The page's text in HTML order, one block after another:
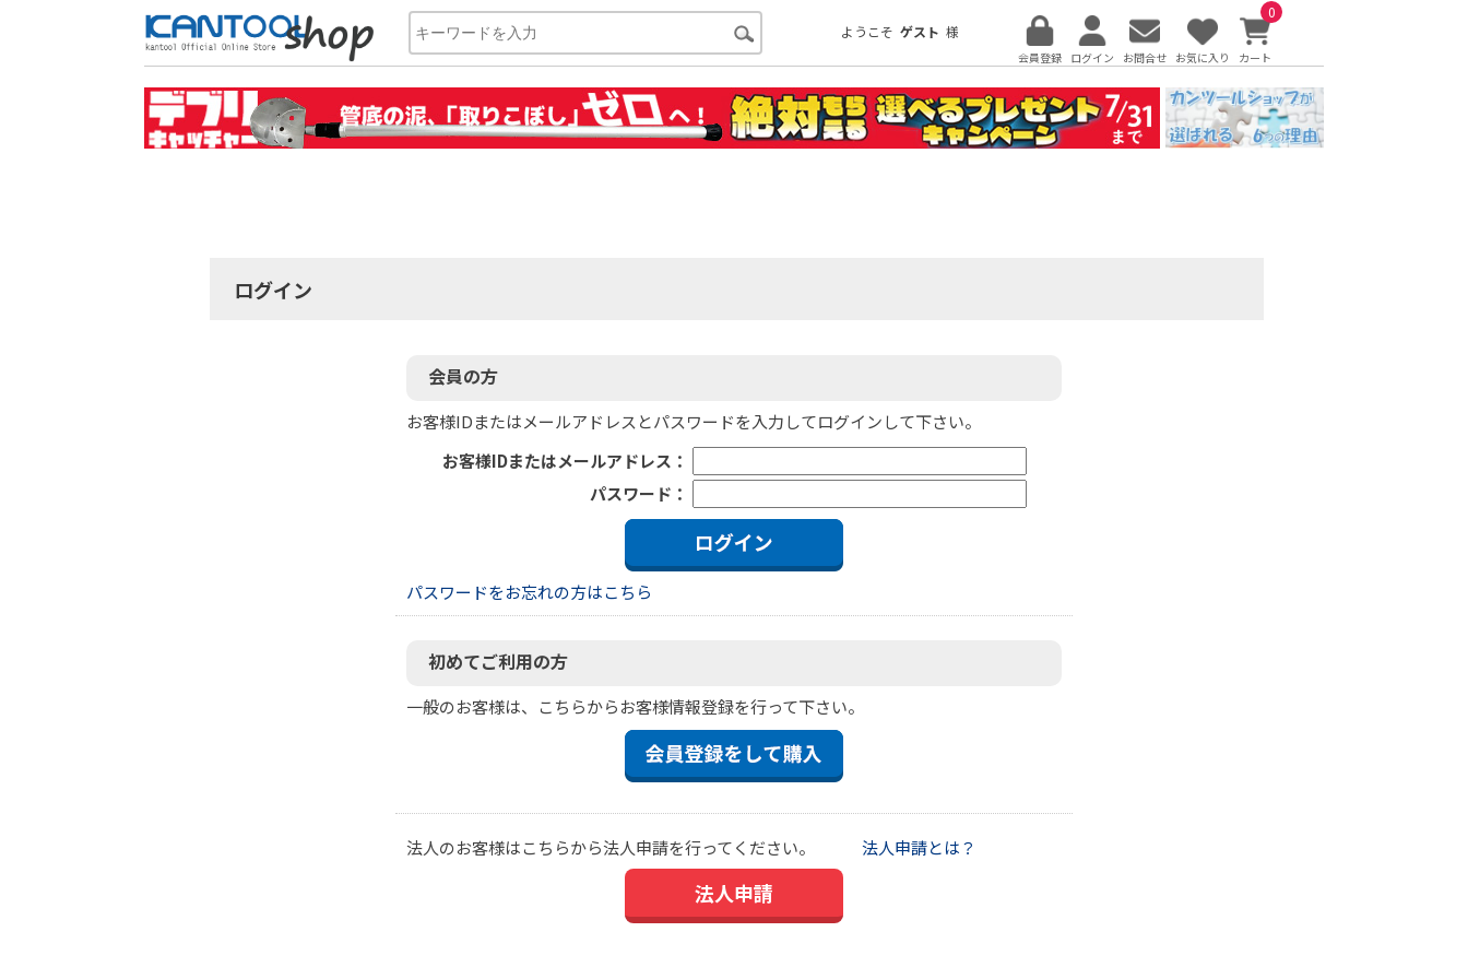
ようこそ ゲスト 様
会員登録 ログイン お問合せ お気に入り
0
カート
ログイン
会員の方
お客様IDまたはメールアドレス とパスワードを入力してログインして下さい。
お客様IDまたはメールアドレス：
パスワード：
パスワードをお忘れの方はこちら
初めてご利用の方
一般のお客様は、こちらからお客様情報登録を行って下さい。
法人のお客様はこちらから法人申請を行ってください。 法人申請とは？
法人申請